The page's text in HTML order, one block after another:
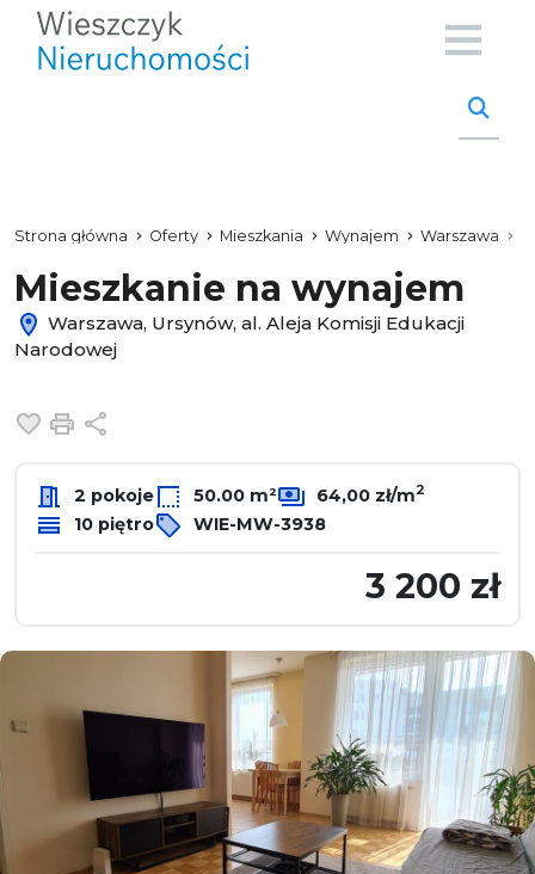
Strona główna Oferty Mieszkania Wynajem Warszawa
Mieszkanie na wynajem
Warszawa, Ursynów, al. Aleja Komisji Edukacji
Narodowej
Dodaj do ulubionych
Drukuj
2 pokoje 50.00 m² 64,00 zł/m2
10 piętro WIE-MW-3938
3 200 zł